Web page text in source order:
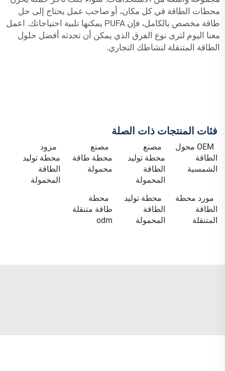
محطات الطاقة في كل مكان، أو صاحب عمل يحتاج إلى حل
طاقة مخصص بالكامل، فإن PUFA يمكنها تلبية احتياجاتك. اعمل
معنا اليوم لترى نوع الفرق الذي يمكن أن تحدثه أفضل حلول
الطاقة المتنقلة لنشاطك التجاري.
فئات المنتجات ذات الصلة
OEM محول
الطاقة
الشمسية
مصنع
محطة توليد
الطاقة
المحمولة
مصنع
محطة طاقة
محمولة
مزود
محطة توليد
الطاقة
المحمولة
مورد محطة
الطاقة
المتنقلة
محطة توليد
الطاقة
المحمولة
محطة
طاقة متنقلة
odm